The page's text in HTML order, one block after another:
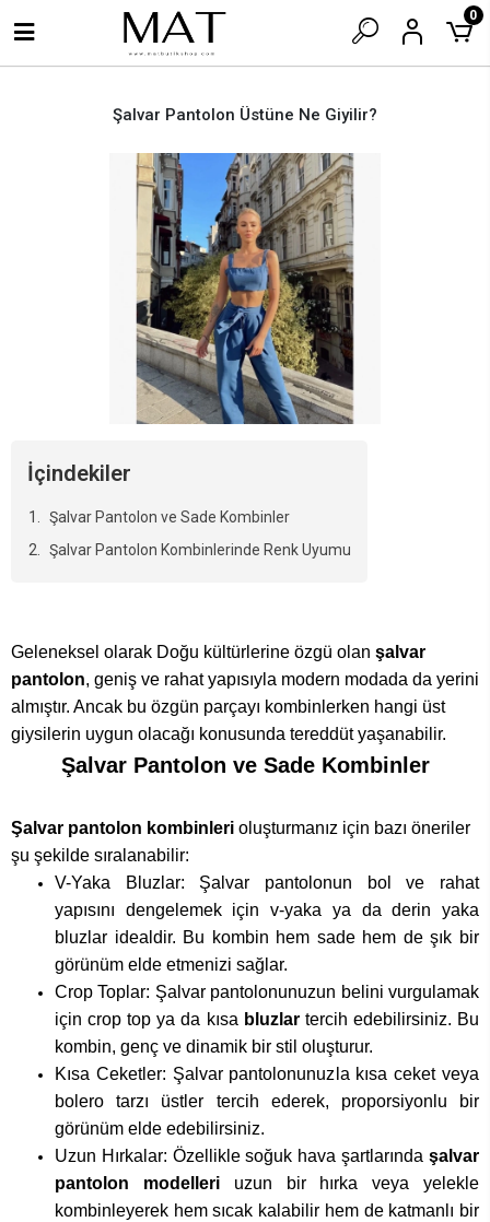
0
Şalvar Pantolon Üstüne Ne Giyilir?
İçindekiler
Şalvar Pantolon ve Sade Kombinler
Şalvar Pantolon Kombinlerinde Renk Uyumu
Geleneksel olarak Doğu kültürlerine özgü olan şalvar
pantolon, geniş ve rahat yapısıyla modern modada da yerini
almıştır. Ancak bu özgün parçayı kombinlerken hangi üst
giysilerin uygun olacağı konusunda tereddüt yaşanabilir.
Şalvar Pantolon ve Sade Kombinler
Şalvar pantolon kombinleri oluşturmanız için bazı öneriler
şu şekilde sıralanabilir:
V-Yaka Bluzlar: Şalvar pantolonun bol ve rahat
yapısını dengelemek için v-yaka ya da derin yaka
bluzlar idealdir. Bu kombin hem sade hem de şık bir
görünüm elde etmenizi sağlar.
Crop Toplar: Şalvar pantolonunuzun belini vurgulamak
için crop top ya da kısa bluzlartercih edebilirsiniz. Bu
kombin, genç ve dinamik bir stil oluşturur.
Kısa Ceketler: Şalvar pantolonunuzla kısa ceket veya
bolero tarzı üstler tercih ederek, proporsiyonlu bir
görünüm elde edebilirsiniz.
Uzun Hırkalar: Özellikle soğuk hava şartlarında şalvar
pantolon modelleriuzun bir hırka veya yelekle
kombinleyerek hem sıcak kalabilir hem de katmanlı bir